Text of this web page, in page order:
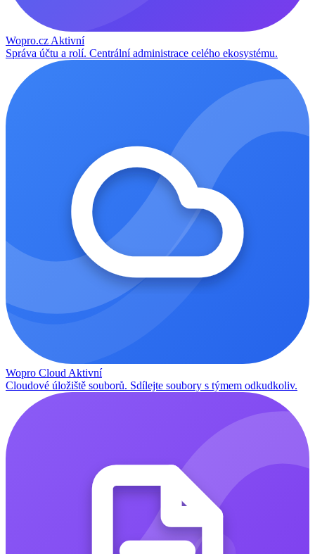
Wopro.cz Aktivní
Správa účtu a rolí. Centrální administrace celého ekosystému.
Wopro Cloud Aktivní
Cloudové úložiště souborů. Sdílejte soubory s týmem odkudkoliv.